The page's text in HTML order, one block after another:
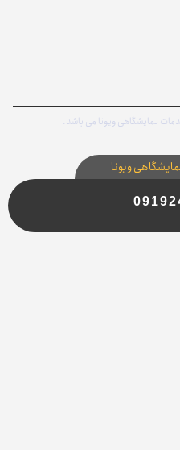
نمایشگاهی ویونا می باشد.
ویونا